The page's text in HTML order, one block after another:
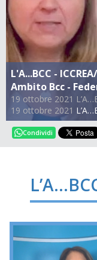
L'A...BCC -
Ambito Bcc -
19 ottobre 2021
19 ottobre 2021
Condividi